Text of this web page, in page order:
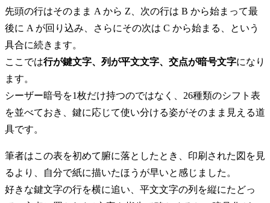
先頭の行はそのまま A から Z、次の行は B から始まって最
後に A が回り込み、さらにその次は C から始まる、という
具合に続きます。
ここでは行が鍵文字、列が平文文字、交点が暗号文字になり
ます。
シーザー暗号を1枚だけ持つのではなく、26種類のシフト表
を並べておき、鍵に応じて使い分ける姿がそのまま見える道
具です。
筆者はこの表を初めて腑に落としたとき、印刷された図を見
るより、自分で紙に描いたほうが早いと感じました。
好きな鍵文字の行を横に追い、平文文字の列を縦にたどっ